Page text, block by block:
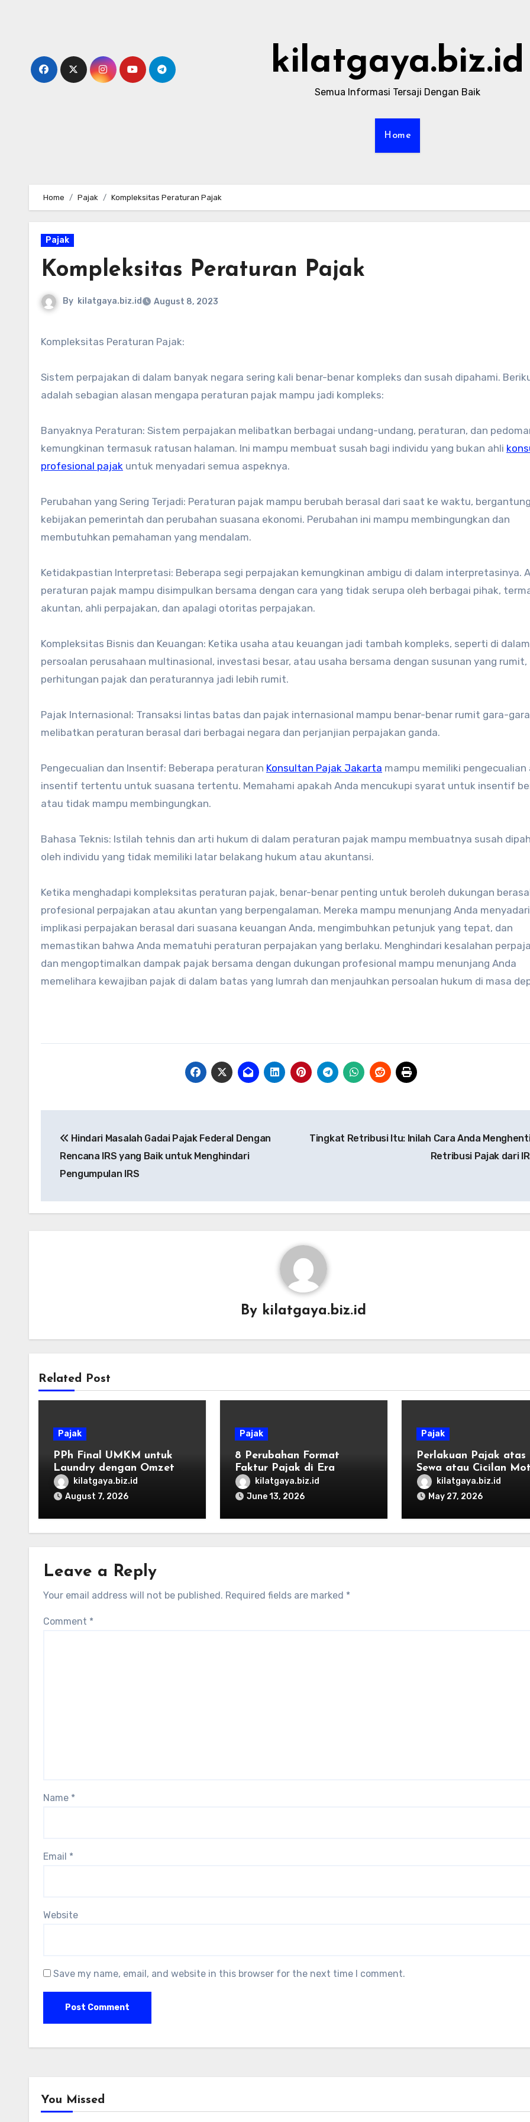
kilatgaya.biz.id
Semua Informasi Tersaji Dengan Baik
Home
Home Pajak Kompleksitas Peraturan Pajak
Pajak
Kompleksitas Peraturan Pajak
By kilatgaya.biz.id August 8, 2023
Kompleksitas Peraturan Pajak:
Sistem perpajakan di dalam banyak negara sering kali benar-benar kompleks dan susah dipahami.
adalah sebagian alasan mengapa peraturan pajak mampu jadi kompleks:
Banyaknya Peraturan: Sistem perpajakan melibatkan berbagai undang-undang, peraturan, dan
kemungkinan termasuk ratusan halaman. Ini mampu membuat susah bagi individu yang bukan ahli
profesional pajak untuk menyadari semua aspeknya.
Perubahan yang Sering Terjadi: Peraturan pajak mampu berubah berasal dari saat ke waktu,
kebijakan pemerintah dan perubahan suasana ekonomi. Perubahan ini mampu membingungkan dan
membutuhkan pemahaman yang mendalam.
Ketidakpastian Interpretasi: Beberapa segi perpajakan kemungkinan ambigu di dalam interpretasinya.
peraturan pajak mampu disimpulkan bersama dengan cara yang tidak serupa oleh berbagai pihak,
akuntan, ahli perpajakan, dan apalagi otoritas perpajakan.
Kompleksitas Bisnis dan Keuangan: Ketika usaha atau keuangan jadi tambah kompleks, seperti di dalam
persoalan perusahaan multinasional, investasi besar, atau usaha bersama dengan susunan yang rumit,
perhitungan pajak dan peraturannya jadi lebih rumit.
Pajak Internasional: Transaksi lintas batas dan pajak internasional mampu benar-benar rumit gara-gara
melibatkan peraturan berasal dari berbagai negara dan perjanjian perpajakan ganda.
Pengecualian dan Insentif: Beberapa peraturan Konsultan Pajak Jakarta mampu memiliki pengecualian
insentif tertentu untuk suasana tertentu. Memahami apakah Anda mencukupi syarat untuk insentif
atau tidak mampu membingungkan.
Bahasa Teknis: Istilah tehnis dan arti hukum di dalam peraturan pajak mampu membuatnya susah
oleh individu yang tidak memiliki latar belakang hukum atau akuntansi.
Ketika menghadapi kompleksitas peraturan pajak, benar-benar penting untuk beroleh dukungan
profesional perpajakan atau akuntan yang berpengalaman. Mereka mampu menunjang Anda menyadari
implikasi perpajakan berasal dari suasana keuangan Anda, mengimbuhkan petunjuk yang tepat, dan
memastikan bahwa Anda mematuhi peraturan perpajakan yang berlaku. Menghindari kesalahan
dan mengoptimalkan dampak pajak bersama dengan dukungan profesional mampu menunjang Anda
memelihara kewajiban pajak di dalam batas yang lumrah dan menjauhkan persoalan hukum di masa
navigation
Hindari Masalah Gadai Pajak Federal Dengan
Rencana IRS yang Baik untuk Menghindari
Pengumpulan IRS
Tingkat Retribusi Itu: Inilah Cara Anda
Retribusi Pajak dari
By kilatgaya.biz.id
Related Post
Pajak
PPh Final UMKM untuk
Laundry dengan Omzet di
Bawah Rp4,8 Miliar
kilatgaya.biz.id
August 7, 2026
Pajak
8 Perubahan Format
Faktur Pajak di Era
Coretaxkilatgaya.biz.id
June 13, 2026
Pajak
Perlakuan Pajak atas
Sewa atau Cicilan
untuk Operasional Ojol
kilatgaya.biz.id
May 27, 2026
Leave a Reply
Your email address will not be published. Required fields are marked *
Comment *
Name *
Email *
Website
Save my name, email, and website in this browser for the next time I comment.
You Missed